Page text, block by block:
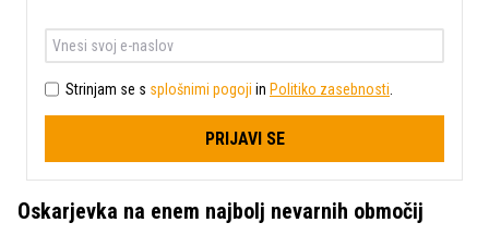
Strinjam se s splošnimi pogoji in Politiko zasebnosti
PRIJAVI SE
Oskarjevka na enem najbolj nevarnih območij